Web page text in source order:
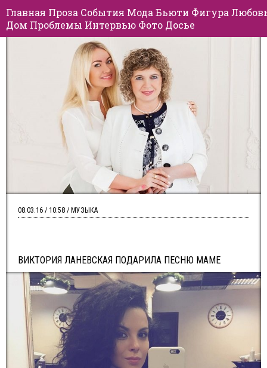
Главная Проза События Мода Бьюти Фигура
Дом Проблемы Интервью Фото Досье
ВИКТОРИЯ ЛАНЕВСКАЯ ПОДАРИЛА ПЕСНЮ МАМЕ
08.03.16 / 10:58 / МУЗЫКА